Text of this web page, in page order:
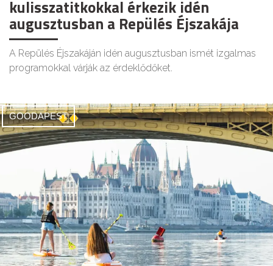
kulisszatitkokkal érkezik idén
augusztusban a Repülés Éjszakája
A Repülés Éjszakáján idén augusztusban ismét izgalmas
programokkal várják az érdeklődőket.
GOODAPEST